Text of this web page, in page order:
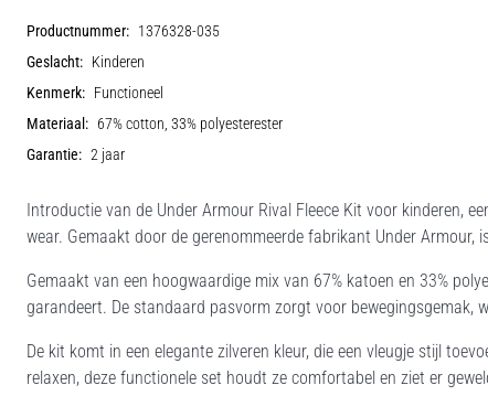
Productnummer: 1376328-035
Geslacht: Kinderen
Kenmerk: Functioneel
Materiaal: 67% cotton, 33% polyesterester
Garantie: 2 jaar
Introductie van de Under Armour Rival Fleece Kit voor kinderen,
wear. Gemaakt door de gerenommeerde fabrikant Under Armour,
Gemaakt van een hoogwaardige mix van 67% katoen en 33%
garandeert. De standaard pasvorm zorgt voor bewegingsgemak,
De kit komt in een elegante zilveren kleur, die een vleugje stijl
relaxen, deze functionele set houdt ze comfortabel en ziet er